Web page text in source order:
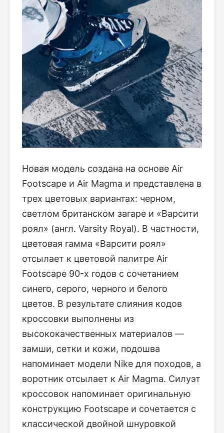
Новая модель создана на основе Air
Footscape и Air Magma и представлена в
трех цветовых вариантах: черном,
светлом британском загаре и «Варсити
роял» (англ. Varsity Royal). В частности,
цветовая гамма «Варсити роял»
отсылает к цветовой палитре Air
Footscape 90-х годов с сочетанием
синего, серого, черного и белого
цветов. В результате слияния кодов
кроссовки выполнены из
высококачественных материалов —
замши, сетки и кожи, подошва
напоминает модели Nike для походов, а
воротник отсылает к Air Magma. Силуэт
кроссовок напоминает оригинальную
конструкцию Footscape и сочетается с
классической двойной шнуровкой